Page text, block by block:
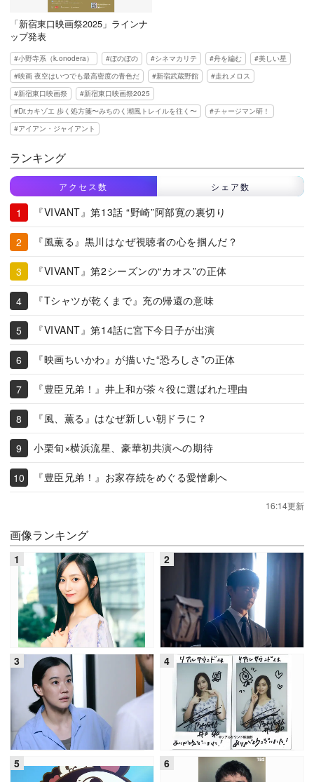
「新宿東口映画祭2025」ラインナ
ップ発表
小野寺系（k.onodera） ぼのぼの シネマカリテ 舟を編む
美しい星
映画 夜空はいつでも最高密度の青色だ
新宿武蔵野館
走れメロス
新宿東口映画祭
新宿東口映画祭2025
Dr.カキゾエ 歩く処方箋〜みちのく潮風トレイルを往く〜
チャージマン研！
アイアン・ジャイアント
ランキング
アクセス数 シェア数
『VIVANT』第13話 “野崎”阿部寛の裏切り
『風薫る』黒川はなぜ視聴者の心を掴んだ？
『VIVANT』第2シーズンの“カオス”の正体
『Tシャツが乾くまで』充の帰還の意味
『VIVANT』第14話に宮下今日子が出演
『映画ちいかわ』が描いた“恐ろしさ”の正体
『豊臣兄弟！』井上和が茶々役に選ばれた理由
『風、薫る』はなぜ新しい朝ドラに？
小栗旬×横浜流星、豪華初共演への期待
『豊臣兄弟！』お家存続をめぐる愛憎劇へ
16:14更新
画像ランキング